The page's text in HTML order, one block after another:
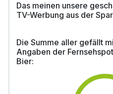
Das meinen unsere
TV-Werbung aus der
Die Summe aller gefällt
Angaben der
Bier: